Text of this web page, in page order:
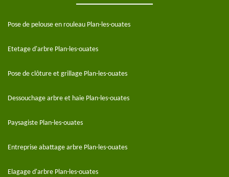
Pose de pelouse en rouleau Plan-les-ouates
Etetage d'arbre Plan-les-ouates
Pose de clôture et grillage Plan-les-ouates
Dessouchage arbre et haie Plan-les-ouates
Paysagiste Plan-les-ouates
Entreprise abattage arbre Plan-les-ouates
Elagage d'arbre Plan-les-ouates